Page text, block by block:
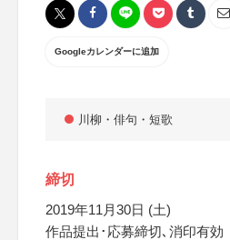
Googleカレンダーに追加
川柳・俳句・短歌
締切
2019年11月30日 (土)
作品提出･応募締切､消印有効